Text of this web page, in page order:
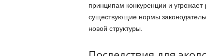
принципам конкуренции и угрожает
существующие нормы
новой структуры.